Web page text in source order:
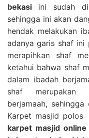
bekasi ini sudah
sehingga ini akan
hendak melakukan
adanya garis shaf ini
merapihkan shaf
ketahui bahwa shaf
dalam ibadah
shaf merupakan
berjamaah,
Karpet masjid
karpet masjid